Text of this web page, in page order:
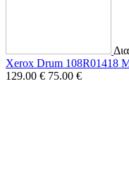
Xerox Drum 108R01418
129.00 € 75.00 €